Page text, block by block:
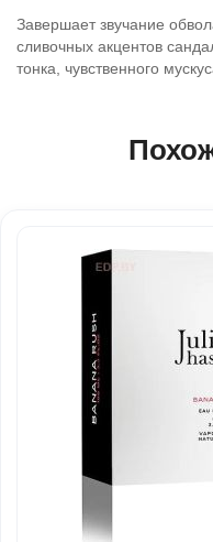
Завершает звучание
сливочных акцентов
тонка, чувственного